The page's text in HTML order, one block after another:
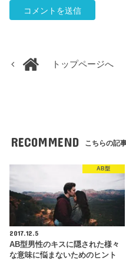
トップページへ
RECOMMEND こちらの記
AB型
2017.12.5
AB型男性のキスに隠された様々
な意味に悩まないためのヒント